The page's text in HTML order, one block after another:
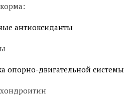
антиоксиданты
опорно-двигательной системы